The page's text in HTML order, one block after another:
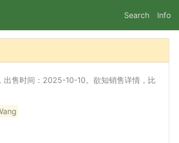
Search Info
售时间：2025-10-10。欲知销售详情，比